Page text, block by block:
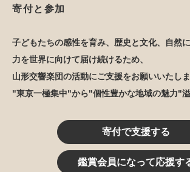
寄付と参加
子どもたちの感性を育み、歴史と文化、自然
力を世界に向けて届け続けるため、
山形交響楽団の活動にご支援をお願いいたし
"東京一極集中"から"個性豊かな地域の魅力"
寄付で支援する
鑑賞会員になって応援す